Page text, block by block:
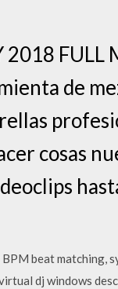
2018 FULL
de
cosas
beat matching,
dj windows